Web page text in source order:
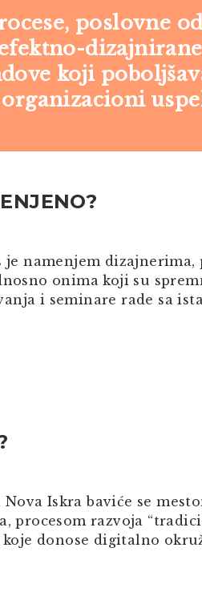
poslovne
koji
namenjem
onima koji su
i seminare rade sa
Iskra baviće se
procesom razvoja
donose digitalno